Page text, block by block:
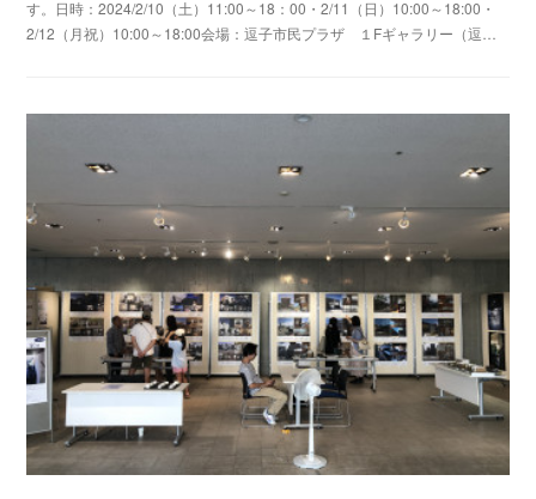
す。日時：2024/2/10（土）11:00～18：00・2/11（日）10:00～18:00・
2/12（月祝）10:00～18:00会場：逗子市民プラザ １Fギャラリー（逗…